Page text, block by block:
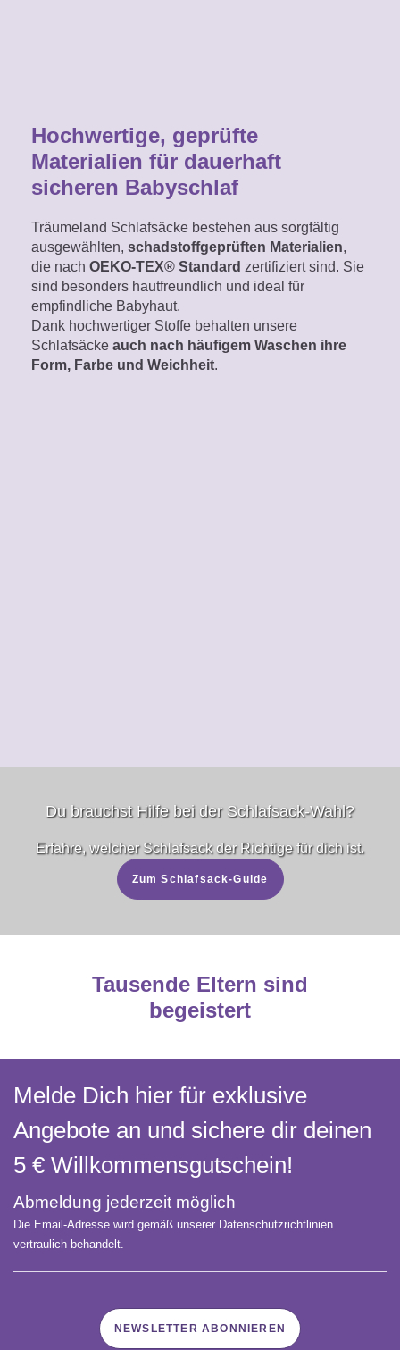
Hochwertige, geprüfte
Materialien für dauerhaft
sicheren Babyschlaf
Träumeland Schlafsäcke bestehen aus sorgfältig
ausgewählten, schadstoffgeprüften Materialien,
die nach OEKO-TEX® Standard zertifiziert sind. Sie
sind besonders hautfreundlich und ideal für
empfindliche Babyhaut.
Dank hochwertiger Stoffe behalten unsere
Schlafsäcke auch nach häufigem Waschen ihre
Form, Farbe und Weichheit.
Du brauchst Hilfe bei der Schlafsack-Wahl?
Erfahre, welcher Schlafsack der Richtige für dich ist.
Zum Schlafsack-Guide
Tausende Eltern sind
begeistert
Melde Dich hier für exklusive
Angebote an und sichere dir deinen
5 € Willkommens­gutschein!
Abmeldung jederzeit möglich
Die Email-Adresse wird gemäß unserer Datenschutzrichtlinien
vertraulich behandelt.
NEWSLETTER ABONNIEREN